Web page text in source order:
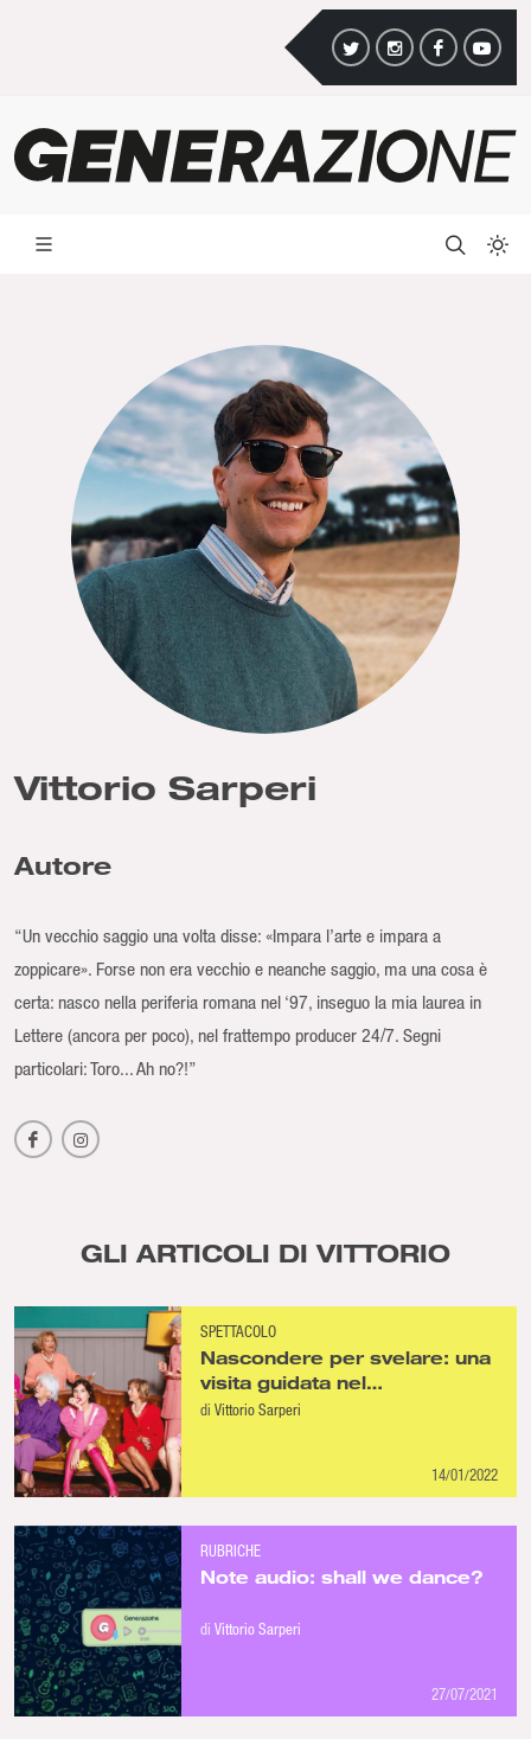
Vittorio Sarperi
Autore
“Un vecchio saggio una volta disse: «Impara l’arte e impara a
zoppicare». Forse non era vecchio e neanche saggio, ma una cosa è
certa: nasco nella periferia romana nel ‘97, inseguo la mia laurea in
Lettere (ancora per poco), nel frattempo producer 24/7. Segni
particolari: Toro... Ah no?!”
GLI ARTICOLI DI VITTORIO
SPETTACOLO
Nascondere per svelare: una
visita guidata nel
“Camouflage” di
diVittorio Sarperi
14/01/2022
RUBRICHE
Note audio: shall we dance?
diVittorio Sarperi
27/07/2021